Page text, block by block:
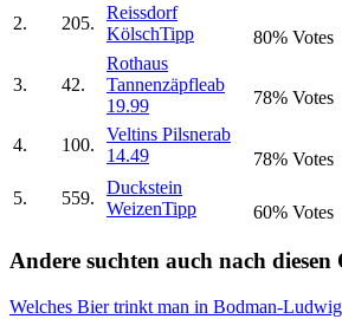
2. 205.
Reissdorf
KölschTipp 80% Votes
3. 42.
Rothaus
Tannenzäpfleab
19.99
78% Votes
4. 100.
Veltins Pilsnerab
14.49
78% Votes
5. 559.
Duckstein
WeizenTipp 60% Votes
Andere suchten auch nach diesen
Welches Bier trinkt man in Bodman-